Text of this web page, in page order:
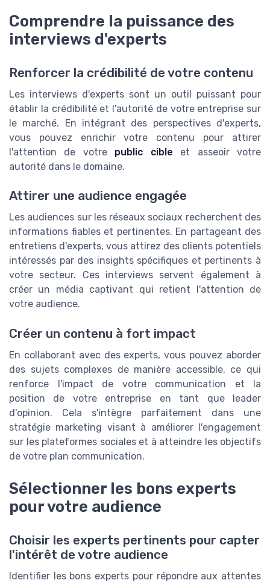
Comprendre la puissance des
interviews d'experts
Renforcer la crédibilité de votre contenu
Les interviews d'experts sont un outil puissant pour
établir la crédibilité et l'autorité de votre entreprise sur
le marché. En intégrant des perspectives d'experts,
vous pouvez enrichir votre contenu pour attirer
l'attention de votre public cible et asseoir votre
autorité dans le domaine.
Attirer une audience engagée
Les audiences sur les réseaux sociaux recherchent des
informations fiables et pertinentes. En partageant des
entretiens d'experts, vous attirez des clients potentiels
intéressés par des insights spécifiques et pertinents à
votre secteur. Ces interviews servent également à
créer un média captivant qui retient l'attention de
votre audience.
Créer un contenu à fort impact
En collaborant avec des experts, vous pouvez aborder
des sujets complexes de manière accessible, ce qui
renforce l'impact de votre communication et la
position de votre entreprise en tant que leader
d'opinion. Cela s'intègre parfaitement dans une
stratégie marketing visant à améliorer l'engagement
sur les plateformes sociales et à atteindre les objectifs
de votre plan communication.
Sélectionner les bons experts
pour votre audience
Choisir les experts pertinents pour capter
l'intérêt de votre audience
Identifier les bons experts pour répondre aux attentes